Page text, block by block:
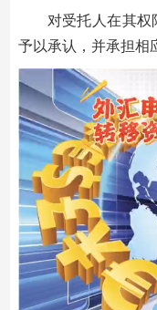
对受托人在其
予以承认，并承担相
视
频
播
放
器